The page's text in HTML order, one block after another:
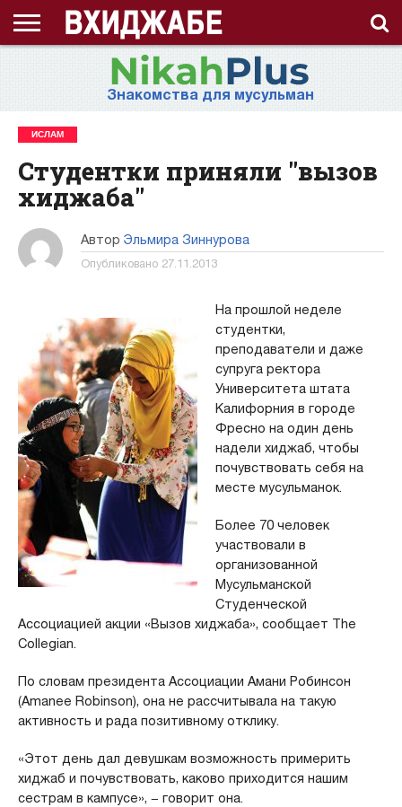
МНОГОЖЕНСТВО
МУСУЛЬМАНКА
НАПОМИНАНИЕ
Знакомства для мусульман
ИСЛАМ
Студентки приняли "вызов
хиджаба"
Автор Эльмира Зиннурова
Опубликовано 27.11.2013
На прошлой неделе
студентки,
преподаватели и даже
супруга ректора
Университета штата
Калифорния в городе
Фресно на один день
надели хиджаб, чтобы
почувствовать себя на
месте мусульманок.
Более 70 человек
участвовали в
организованной
Мусульманской
Студенческой
Ассоциацией акции «Вызов хиджаба», сообщает The
Collegian.
По словам президента Ассоциации Амани Робинсон
(Amanee Robinson), она не рассчитывала на такую
активность и рада позитивному отклику.
«Этот день дал девушкам возможность примерить
хиджаб и почувствовать, каково приходится нашим
сестрам в кампусе», − говорит она.